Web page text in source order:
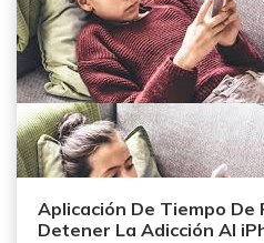
Aplicación De Tiempo
Detener La Adicción Al